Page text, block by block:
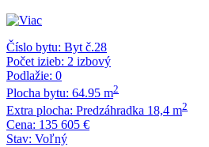
Číslo bytu: Byt č.28
Počet izieb: 2 izbový
Podlažie: 0
Plocha bytu: 64.95 m2
Extra plocha: Predzáhradka 18,4 m2
Cena: 135 605 €
Stav: Voľný